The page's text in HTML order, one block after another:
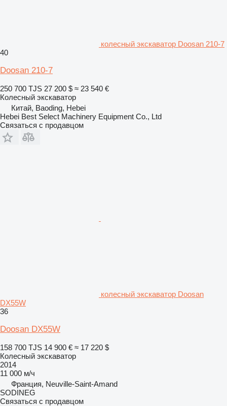
колесный экскаватор Doosan 210-7
40
Doosan 210-7
250 700 TJS 27 200 $ ≈ 23 540 €
Колесный экскаватор
Китай, Baoding, Hebei
Hebei Best Select Machinery Equipment Co., Ltd
Связаться с продавцом
колесный экскаватор Doosan
DX55W
36
Doosan DX55W
158 700 TJS 14 900 € ≈ 17 220 $
Колесный экскаватор
2014
11 000 м/ч
Франция, Neuville-Saint-Amand
SODINEG
Связаться с продавцом